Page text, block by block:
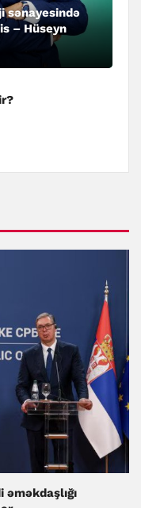
sənayesində
– Hüseyn